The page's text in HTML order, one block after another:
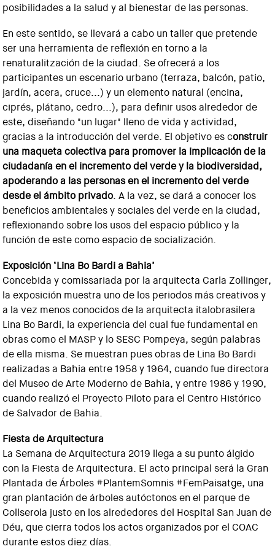
posibilidades a la salud y al bienestar de las personas.
En este sentido, se llevará a cabo un taller que pretende
ser una herramienta de reflexión en torno a la
renaturalitzación de la ciudad. Se ofrecerá a los
participantes un escenario urbano (terraza, balcón, patio,
jardín, acera, cruce...) y un elemento natural (encina,
ciprés, plátano, cedro...), para definir usos alrededor de
este, diseñando "un lugar" lleno de vida y actividad,
gracias a la introducción del verde. El objetivo es construir
una maqueta colectiva para promover la implicación de la
ciudadanía en el incremento del verde y la biodiversidad,
apoderando a las personas en el incremento del verde
desde el ámbito privado. A la vez, se dará a conocer los
beneficios ambientales y sociales del verde en la ciudad,
reflexionando sobre los usos del espacio público y la
función de este como espacio de socialización.
Exposición ‘Lina Bo Bardi a Bahia’
Concebida y comissariada por la arquitecta Carla Zollinger,
la exposición muestra uno de los periodos más creativos y
a la vez menos conocidos de la arquitecta italobrasilera
Lina Bo Bardi, la experiencia del cual fue fundamental en
obras como el MASP y lo SESC Pompeya, según palabras
de ella misma. Se muestran pues obras de Lina Bo Bardi
realizadas a Bahia entre 1958 y 1964, cuando fue directora
del Museo de Arte Moderno de Bahia, y entre 1986 y 1990,
cuando realizó el Proyecto Piloto para el Centro Histórico
de Salvador de Bahia.
Fiesta de Arquitectura
La Semana de Arquitectura 2019 llega a su punto álgido
con la Fiesta de Arquitectura. El acto principal será la Gran
Plantada de Árboles #PlantemSomnis #FemPaisatge, una
gran plantación de árboles autóctonos en el parque de
Collserola justo en los alrededores del Hospital San Juan de
Déu, que cierra todos los actos organizados por el COAC
durante estos diez días.